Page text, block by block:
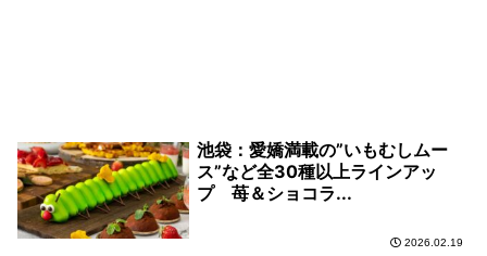
池袋：愛嬌満載の”いもむしムー
ス”など全30種以上ラインアッ
プ 苺＆ショコラ...
2026.02.19